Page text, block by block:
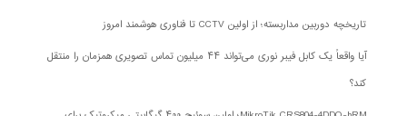
تاریخچه دوربین مداربسته؛ از اولین CCTV تا فناوری هوشمند امروز
آیا واقعاً یک کابل فیبر نوری می‌تواند ۴۴ میلیون تماس تصویری همزمان را منتقل
کند؟